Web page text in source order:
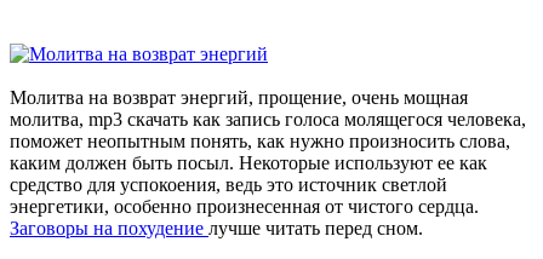
Молитва на возврат энергий, прощение, очень мощная
молитва, mp3 скачать как запись голоса молящегося человека,
поможет неопытным понять, как нужно произносить слова,
каким должен быть посыл. Некоторые используют ее как
средство для успокоения, ведь это источник светлой
энергетики, особенно произнесенная от чистого сердца.
Заговоры на похудение лучше читать перед сном.